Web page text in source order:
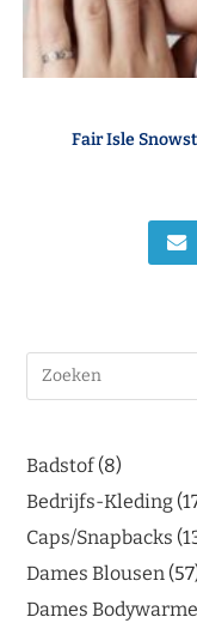
Fair Isle
Badstof 8
Bedrijfs-Kleding
Caps/Snapbacks
Dames Blousen 57
Dames